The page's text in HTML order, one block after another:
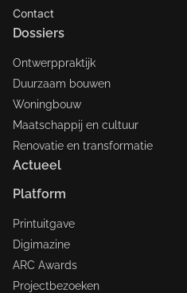
Contact
Dossiers
Ontwerppraktijk
Duurzaam bouwen
Woningbouw
Maatschappij en cultuur
Renovatie en transformatie
Actueel
Platform
Printuitgave
Digimazine
ARC Awards
Projectbezoeken